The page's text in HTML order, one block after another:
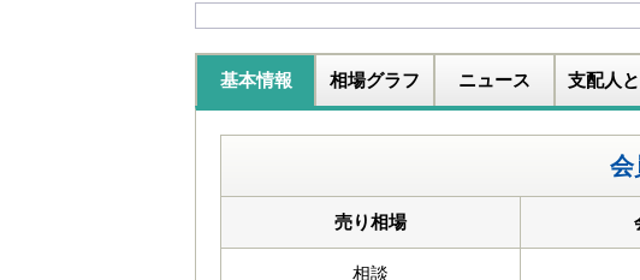
基本情報 相場グラフ ニュース 支配人
会
売り相場
相談